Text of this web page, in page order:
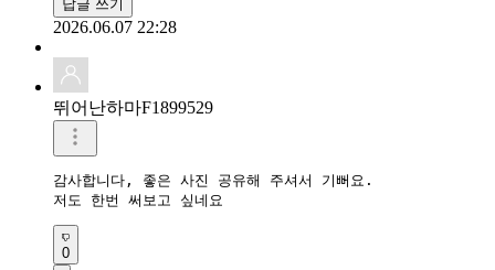
답글 쓰기
2026.06.07 22:28
뛰어난하마F1899529
감사합니다, 좋은 사진 공유해 주셔서 기뻐요.
저도 한번 써보고 싶네요
0